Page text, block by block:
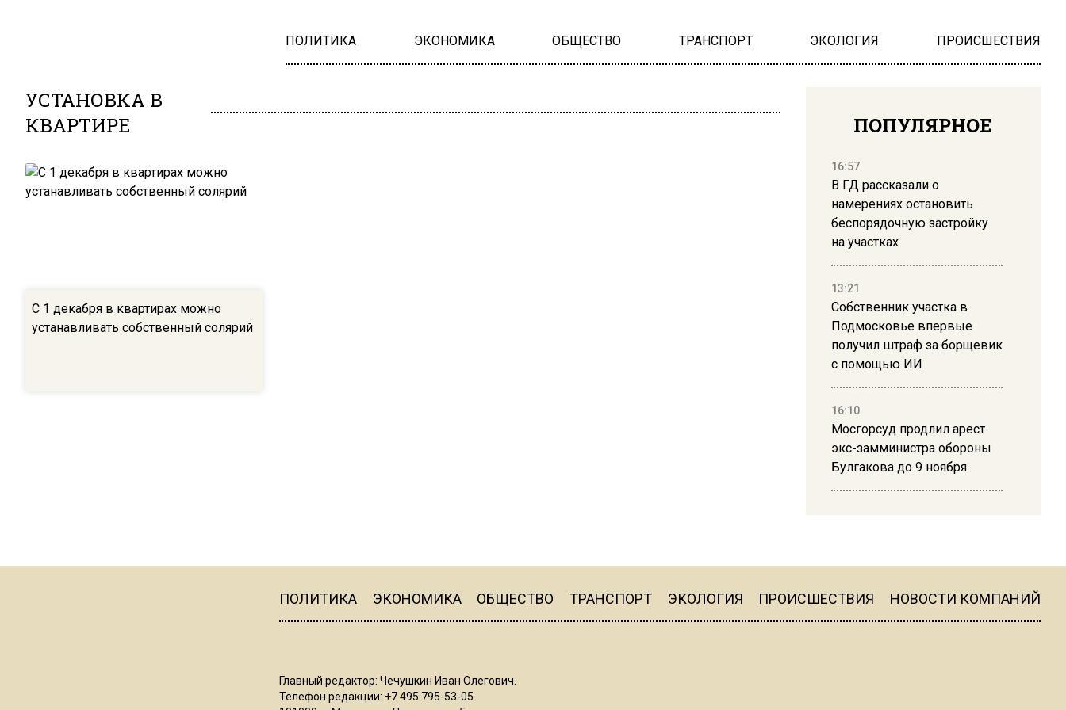
ПОЛИТИКА ЭКОНОМИКА ОБЩЕСТВО ТРАНСПОРТ ЭКОЛОГИЯ ПРОИСШЕСТВИЯ
УСТАНОВКА В
КВАРТИРЕ
С 1 декабря в квартирах можно
устанавливать собственный солярий
ПОПУЛЯРНОЕ
16:57
В ГД рассказали о
намерениях остановить
беспорядочную застройку
на участках
13:21
Собственник участка в
Подмосковье впервые
получил штраф за борщевик
с помощью ИИ
16:10
Мосгорсуд продлил арест
экс-замминистра обороны
Булгакова до 9 ноября
16:19
ПОЛИТИКА ЭКОНОМИКА ОБЩЕСТВО ТРАНСПОРТ ЭКОЛОГИЯ ПРОИСШЕСТВИЯ НОВОСТИ КОМПАНИЙ
Главный редактор: Чечушкин Иван Олегович.
Телефон редакции: +7 495 795-53-05